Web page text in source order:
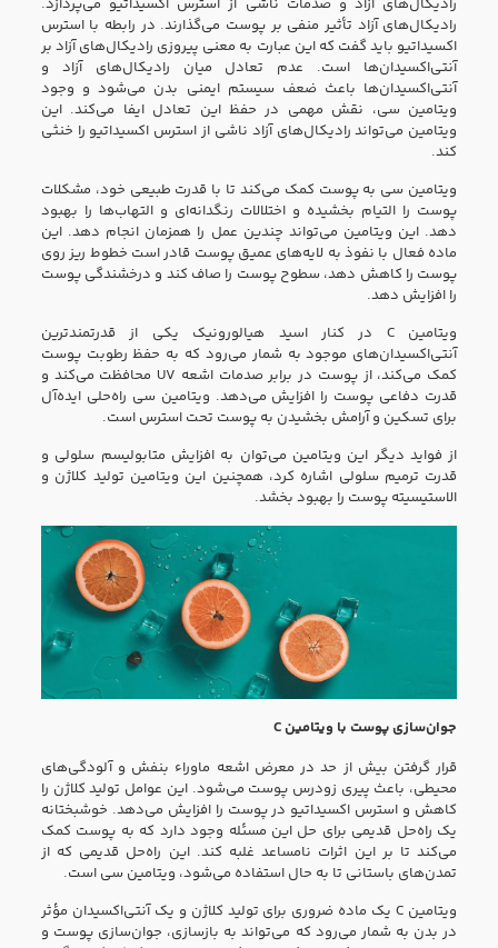
رادیکال‌های آزاد و صدمات ناشی از استرس اکسیداتیو می‌پردازد.
رادیکال‌های آزاد تأثیر منفی بر پوست می‌گذارند. در رابطه با استرس
اکسیداتیو باید گفت که این عبارت به معنی پیروزی رادیکال‌های آزاد بر
آنتی‌اکسیدان‌ها است. عدم تعادل میان رادیکال‌های آزاد و
آنتی‌اکسیدان‌ها باعث ضعف سیستم ایمنی بدن می‌شود و وجود
ویتامین سی، نقش مهمی در حفظ این تعادل ایفا می‌کند. این
ویتامین می‌تواند رادیکال‌های آزاد ناشی از استرس اکسیداتیو را خنثی
کند.
ویتامین سی به پوست کمک می‌کند تا با قدرت طبیعی خود، مشکلات
پوست را التیام بخشیده و اختلالات رنگدانه‌ای و التهاب‌ها را بهبود
دهد. این ویتامین می‌تواند چندین عمل را همزمان انجام ‌دهد. این
ماده فعال با نفوذ به لایه‌های عمیق پوست قادر است خطوط ریز روی
پوست را کاهش دهد، سطوح پوست را صاف کند و درخشندگی پوست
را افزایش دهد.
ویتامین C در کنار اسید هیالورونیک یکی از قدرتمندترین
آنتی‌اکسیدان‌های موجود به شمار می‌رود که به حفظ رطوبت پوست
کمک می‌کند، از پوست در برابر صدمات اشعه UV محافظت می‌کند و
قدرت دفاعی پوست را افزایش می‌دهد. ویتامین سی راه‌حلی ایده‌آل
برای تسکین و آرامش بخشیدن به پوست تحت استرس است.
از فواید دیگر این ویتامین می‌توان به افزایش متابولیسم سلولی و
قدرت ترمیم سلولی اشاره کرد، همچنین این ویتامین تولید کلاژن و
الاستیسیته پوست را بهبود بخشد.
جوان‌سازی پوست با ویتامین C
قرار گرفتن بیش از حد در معرض اشعه ماوراء‌ بنفش و آلودگی‌های
محیطی، باعث پیری زودرس پوست می‌شود. این عوامل تولید کلاژن را
کاهش و استرس اکسیداتیو در پوست را افزایش می‌دهد. خوشبختانه
یک راه‌حل قدیمی برای حل این مسئله وجود دارد که به پوست کمک
می‌کند تا بر این اثرات نامساعد غلبه کند. این راه‌حل قدیمی که از
تمدن‌های باستانی تا به حال استفاده می‌شود، ویتامین سی است.
ویتامین C یک ماده ضروری برای تولید کلاژن و یک آنتی‌اکسیدان مؤثر
در بدن به شمار می‌رود که می‌تواند به بازسازی، جوان‌سازی پوست و